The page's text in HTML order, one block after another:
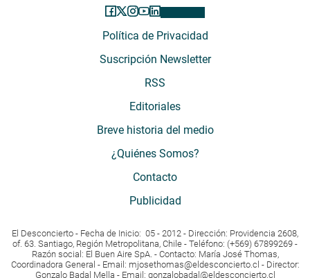
Política de Privacidad
Suscripción Newsletter
RSS
Editoriales
Breve historia del medio
¿Quiénes Somos?
Contacto
Publicidad
El Desconcierto - Fecha de Inicio: 05 - 2012 - Dirección: Providencia 2608,
of. 63. Santiago, Región Metropolitana, Chile - Teléfono: (+569) 67899269 -
Razón social: El Buen Aire SpA. - Contacto: María José Thomas,
Coordinadora General - Email: mjosethomas@eldesconcierto.cl - Director:
Gonzalo Badal Mella - Email: gonzalobadal@eldesconcierto.cl